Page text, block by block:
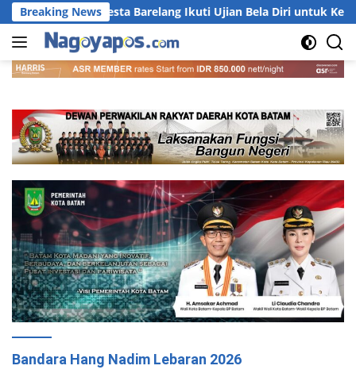
Langsung
ke
konten
Breaking News
Polresta Barelang Ikuti Ujian Bela Diri untuk Kenaikan
Bandara Hang Nadim Lebaran 2026